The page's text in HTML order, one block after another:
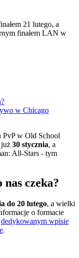
21 lutego, a
finałem LAN w
w Chicago
PvP w Old School
30 stycznia, a
All-Stars - tym
czeka?
do 20 lutego, a wielki
o formacie
dedykowanym wpisie
.